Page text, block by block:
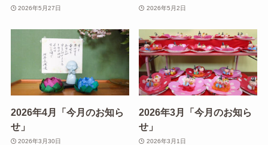
2026年5月27日 2026年5月2日
2026年4月「今月のお知ら
せ」
2026年3月30日
2026年3月「今月のお知ら
せ」
2026年3月1日